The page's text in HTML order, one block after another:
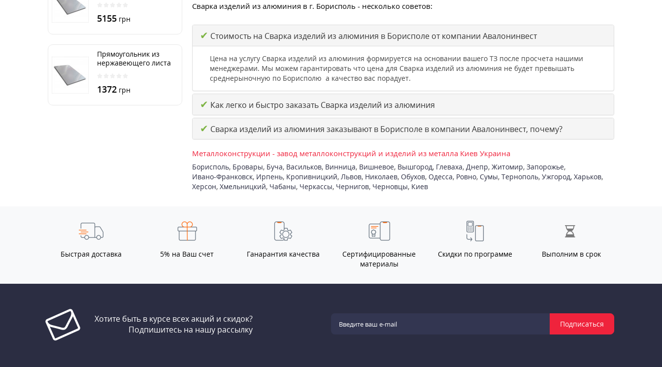
5155 грн
Прямоугольник из
нержавеющего листа
1372 грн
Сварка изделий из алюминия в г. Борисполь - несколько советов:
✔ Стоимость на Сварка изделий из алюминия в Борисполе от компании Авалонинвест
Цена на услугу Сварка изделий из алюминия формируется на основании вашего ТЗ после просчета нашими
менеджерами. Мы можем гарантировать что цена для Сварка изделий из алюминия не будет превышать
среднерыночную по Борисполю а качество вас порадует.
✔ Как легко и быстро заказать Сварка изделий из алюминия
✔ Сварка изделий из алюминия заказывают в Борисполе в компании Авалонинвест, почему?
Металлоконструкции - завод металлоконструкций и изделий из металла Киев Украина
Борисполь, Бровары, Буча, Васильков, Винница, Вишневое, Вышгород, Глеваха, Днепр, Житомир, Запорожье,
Ивано-Франковск, Ирпень, Кропивницкий, Львов, Николаев, Обухов, Одесса, Ровно, Сумы, Тернополь, Ужгород, Харьков,
Херсон, Хмельницкий, Чабаны, Черкассы, Чернигов, Черновцы, Киев
Быстрая доставка 5% на Ваш счет Ганарантия качества
Сертифицированные
материалы
Скидки по программе Выполним в срок
Хотите быть в курсе всех акций и скидок?
Подпишитесь на нашу рассылку
Подписаться